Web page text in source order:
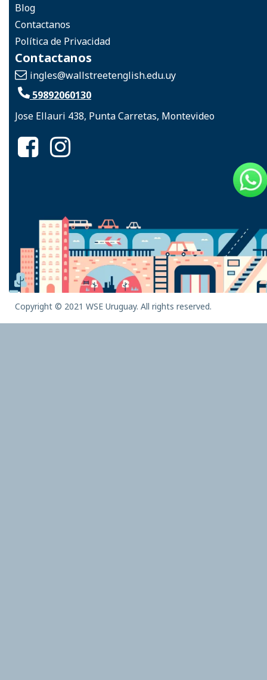
Blog
Contactanos
Política de Privacidad
Contactanos
ingles@wallstreetenglish.edu.uy
59892060130
Jose Ellauri 438, Punta Carretas, Montevideo
Copyright © 2021 WSE Uruguay. All rights reserved.